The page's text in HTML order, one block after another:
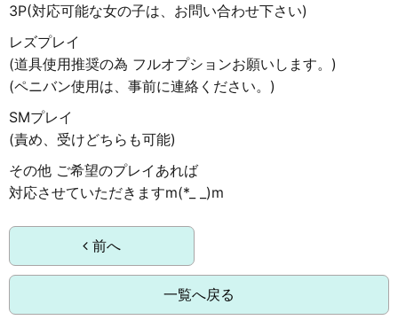
3P(対応可能な女の子は、お問い合わせ下さい)
レズプレイ
(道具使用推奨の為 フルオプションお願いします。)
(ペニバン使用は、事前に連絡ください。)
SMプレイ
(責め、受けどちらも可能)
その他 ご希望のプレイあれば
対応させていただきますm(*_ _)m
前へ
一覧へ戻る